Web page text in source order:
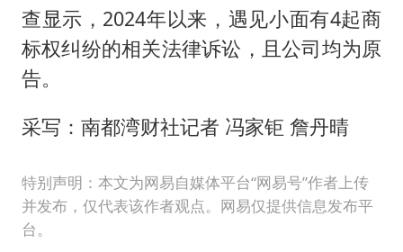
查显示，2024年以来，遇见小面有4起商
标权纠纷的相关法律诉讼，且公司均为原
告。
采写：南都湾财社记者 冯家钜 詹丹晴
特别声明：本文为网易自媒体平台“网易号”作者上传
并发布，仅代表该作者观点。网易仅提供信息发布平
台。